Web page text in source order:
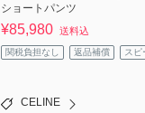
ショートパンツ
¥85,980 送料込
関税負担なし 返品補償 スピ
CELINE